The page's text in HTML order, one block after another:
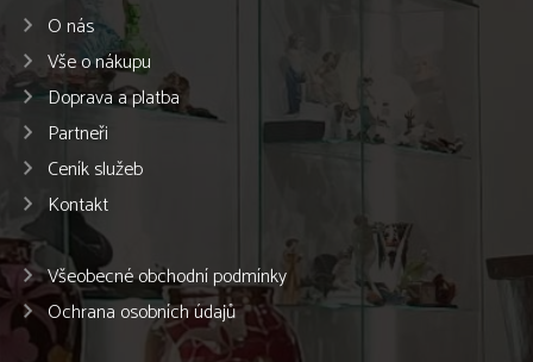
O nás
Vše o nákupu
Doprava a platba
Partneři
Ceník služeb
Kontakt
Všeobecné obchodní podmínky
Ochrana osobních údajů